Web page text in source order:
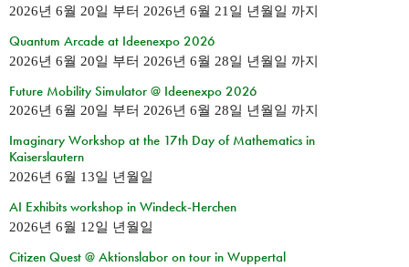
2026년 6월 20일 부터 2026년 6월 21일 년월일 까지
Quantum Arcade at Ideenexpo 2026
2026년 6월 20일 부터 2026년 6월 28일 년월일 까지
Future Mobility Simulator @ Ideenexpo 2026
2026년 6월 20일 부터 2026년 6월 28일 년월일 까지
Imaginary Workshop at the 17th Day of Mathematics in
Kaiserslautern
2026년 6월 13일 년월일
AI Exhibits workshop in Windeck-Herchen
2026년 6월 12일 년월일
Citizen Quest @ Aktionslabor on tour in Wuppertal